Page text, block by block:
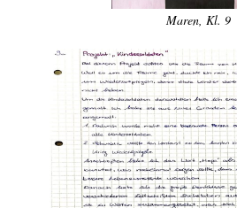
Maren, Kl. 9